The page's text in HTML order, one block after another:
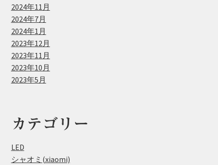
2024年11月
2024年7月
2024年1月
2023年12月
2023年11月
2023年10月
2023年5月
カテゴリー
LED
シャオミ(xiaomi)